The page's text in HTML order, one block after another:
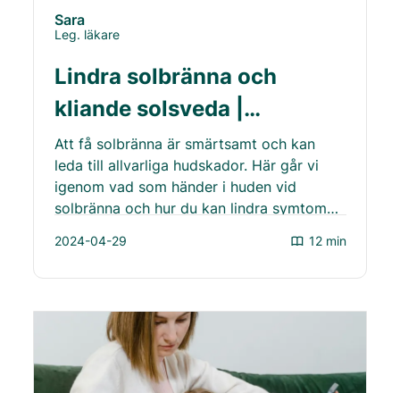
Sara
Leg. läkare
Lindra solbränna och
kliande solsveda |
ReceptOnline
Att få solbränna är smärtsamt och kan
leda till allvarliga hudskador. Här går vi
igenom vad som händer i huden vid
solbränna och hur du kan lindra symtom
2024-04-29 12 min